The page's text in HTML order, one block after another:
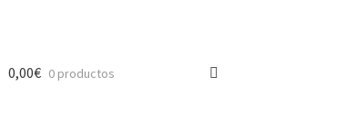
0,00€ 0 productos